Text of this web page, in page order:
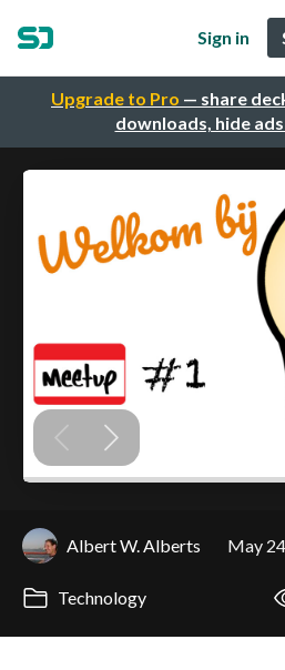
Upgrade to Pro — share
downloads, hide
Sign in
Albert W. Alberts May
Technology